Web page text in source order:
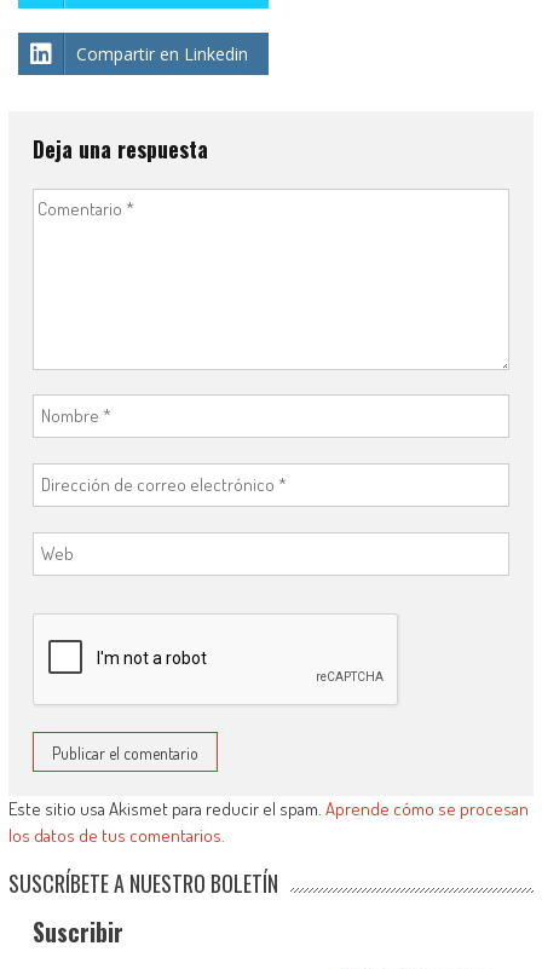
Compartir en Linkedin
Deja una respuesta
Este sitio usa Akismet para reducir el spam. Aprende cómo se procesan
los datos de tus comentarios.
SUSCRÍBETE A NUESTRO BOLETÍN
Suscribir